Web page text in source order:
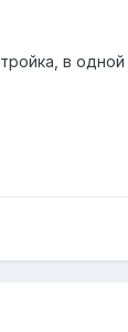
в одной